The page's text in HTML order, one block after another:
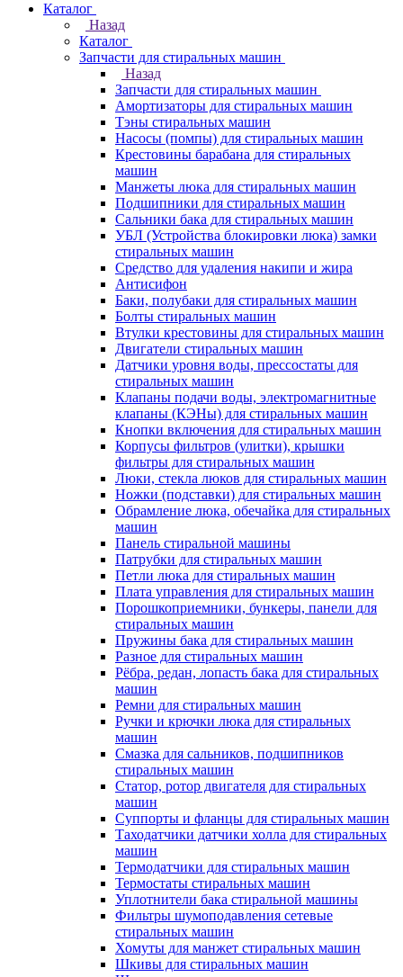
Каталог
Назад
Каталог
Запчасти для стиральных машин
Назад
Запчасти для стиральных машин
Амортизаторы для стиральных машин
Тэны стиральных машин
Насосы (помпы) для стиральных машин
Крестовины барабана для стиральных
машин
Манжеты люка для стиральных машин
Подшипники для стиральных машин
Сальники бака для стиральных машин
УБЛ (Устройства блокировки люка) замки
стиральных машин
Средство для удаления накипи и жира
Антисифон
Баки, полубаки для стиральных машин
Болты стиральных машин
Втулки крестовины для стиральных машин
Двигатели стиральных машин
Датчики уровня воды, прессостаты для
стиральных машин
Клапаны подачи воды, электромагнитные
клапаны (КЭНы) для стиральных машин
Кнопки включения для стиральных машин
Корпусы фильтров (улитки), крышки
фильтры для стиральных машин
Люки, стекла люков для стиральных машин
Ножки (подставки) для стиральных машин
Обрамление люка, обечайка для стиральных
машин
Панель стиральной машины
Патрубки для стиральных машин
Петли люка для стиральных машин
Плата управления для стиральных машин
Порошкоприемники, бункеры, панели для
стиральных машин
Пружины бака для стиральных машин
Разное для стиральных машин
Рёбра, редан, лопасть бака для стиральных
машин
Ремни для стиральных машин
Ручки и крючки люка для стиральных
машин
Смазка для сальников, подшипников
стиральных машин
Статор, ротор двигателя для стиральных
машин
Суппорты и фланцы для стиральных машин
Таходатчики датчики холла для стиральных
машин
Термодатчики для стиральных машин
Термостаты стиральных машин
Уплотнители бака стиральной машины
Фильтры шумоподавления сетевые
стиральных машин
Хомуты для манжет стиральных машин
Шкивы для стиральных машин